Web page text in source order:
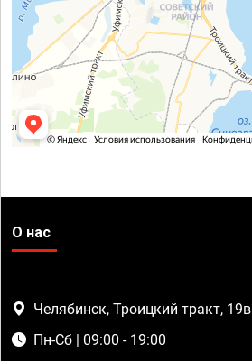
О нас
Челябинск, Троицкий тракт, 19в
Пн-Сб | 09:00 - 19:00